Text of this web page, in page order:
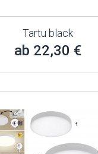
Tartu black
ab 22,30 €